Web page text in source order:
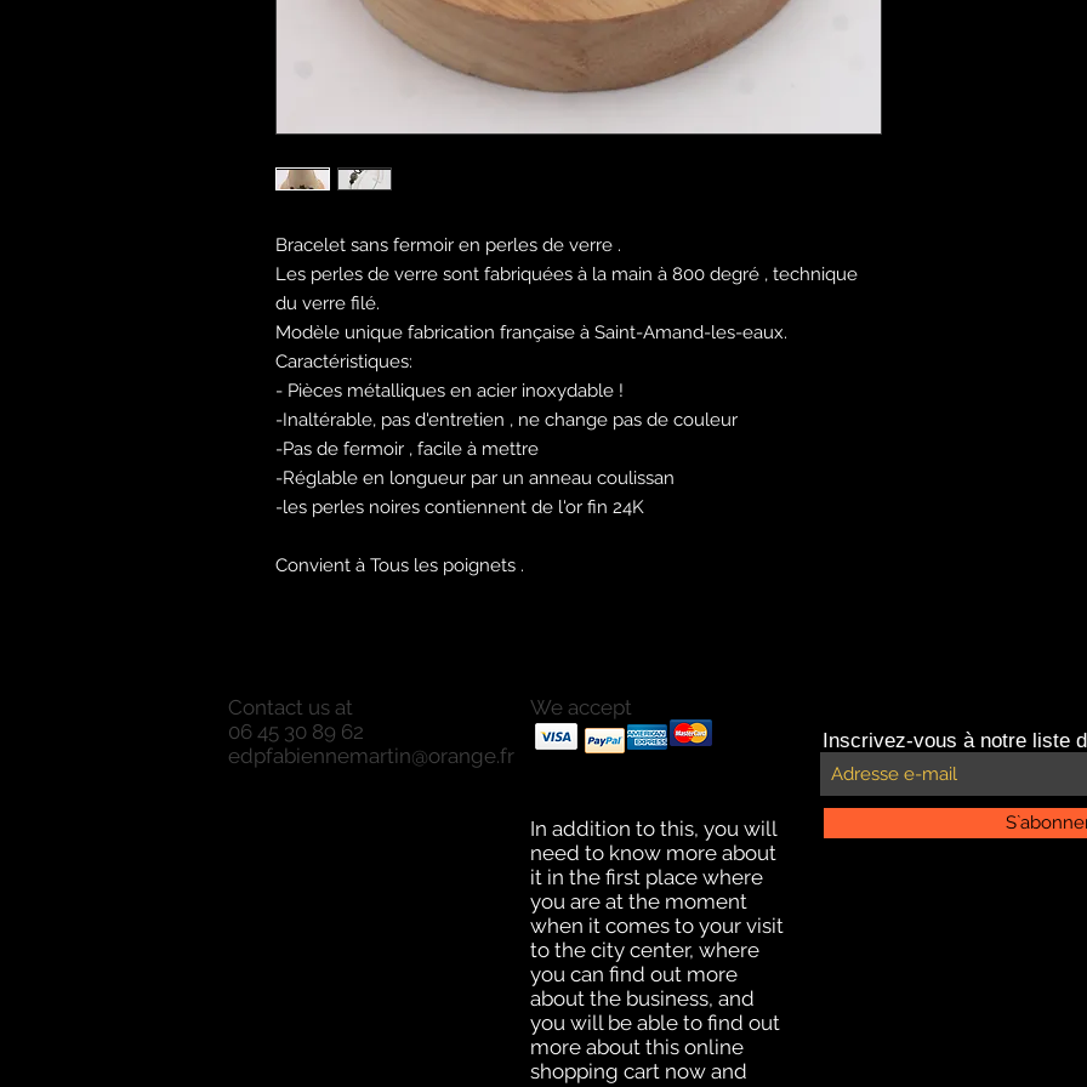
Bracelet sans fermoir en perles de verre .
Les perles de verre sont fabriquées à la main à 800 degré , technique
du verre filé.
Modèle unique fabrication française à Saint-Amand-les-eaux.
Caractéristiques:
- Pièces métalliques en acier inoxydable !
-Inaltérable, pas d'entretien , ne change pas de couleur
-Pas de fermoir , facile à mettre
-Réglable en longueur par un anneau coulissan
-les perles noires contiennent de l'or fin 24K
Convient à Tous les poignets .
Contact us at
06 45 30 89 62
edpfabiennemartin@orange.fr
We accept
Payments with Paypal
Payments by credit card.
In addition to this, you will
need to know more about
it in the first place where
you are at the moment
when it comes to your visit
to the city center, where
you can find out more
about the business, and
you will be able to find out
more about this online
shopping cart now and
Inscrivez-vous à notre liste